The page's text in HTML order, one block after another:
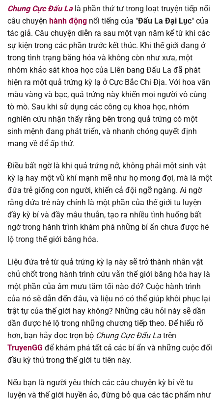
Chapter 673 25/03/2026
Chapter 672 19/03/2026
Chapter 671 14/03/2026
Chapter 670 04/03/2026
Chapter 669 04/03/2026
Chapter 668 14/02/2026
Chapter 666 28/01/2026
Chapter 665 21/01/2026
Chapter 664 14/01/2026
Chapter 663 14/01/2026
Chapter 662 06/01/2026
Chapter 661 23/12/2025
Chapter 660 16/12/2025
Chapter 659
Chapter 658 25/11/2025
Chung Cực Đấu Lalà phần thứ tư trong loạt truyện tiếp nối
câu chuyện hành động nổi tiếng của "Đấu La Đại Lục" của
tác giả. Câu chuyện diễn ra sau một vạn năm kể từ khi các
sự kiện trong các phần trước kết thúc. Khi thế giới đang ở
trong tình trạng băng hóa và không còn như xưa, một
nhóm khảo sát khoa học của Liên bang Đấu La đã phát
hiện ra một quả trứng kỳ lạ ở Cực Bắc Chi Địa. Với hoa văn
màu vàng và bạc, quả trứng này khiến mọi người vô cùng
tò mò. Sau khi sử dụng các công cụ khoa học, nhóm
nghiên cứu nhận thấy rằng bên trong quả trứng có một
sinh mệnh đang phát triển, và nhanh chóng quyết định
mang về để ấp thử.
Điều bất ngờ là khi quả trứng nở, không phải một sinh vật
kỳ lạ hay một vũ khí mạnh mẽ như họ mong đợi, mà là một
đứa trẻ giống con người, khiến cả đội ngỡ ngàng. Ai ngờ
rằng đứa trẻ này chính là một phần của thế giới tu luyện
đầy kỳ bí và đầy mâu thuẫn, tạo ra nhiều tình huống bất
ngờ trong hành trình khám phá những bí ẩn chưa được hé
lộ trong thế giới băng hóa.
Liệu đứa trẻ từ quả trứng kỳ lạ này sẽ trở thành nhân vật
chủ chốt trong hành trình cứu vãn thế giới băng hóa hay là
một phần của âm mưu tăm tối nào đó? Cuộc hành trình
của nó sẽ dẫn đến đâu, và liệu nó có thể giúp khôi phục lại
trật tự của thế giới hay không? Những câu hỏi này sẽ dần
dần được hé lộ trong những chương tiếp theo. Để hiểu rõ
hơn, bạn hãy đọc trọn bộ Chung Cực Đấu La trên
TruyenGG để khám phá tất cả các bí ẩn và những cuộc đối
đầu kỳ thú trong thế giới tu tiên này.
Nếu bạn là người yêu thích các câu chuyện kỳ bí về tu
luyện và thế giới huyền ảo, đừng bỏ qua các tác phẩm như